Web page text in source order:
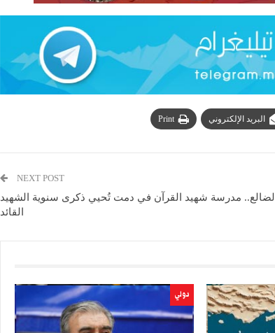
البريد الإلكتروني Print
NEXT POST
الضالع.. مدرسة شهيد القرآن في دمت تُحيي ذكرى سنوية الشهيد
القائد
دولي